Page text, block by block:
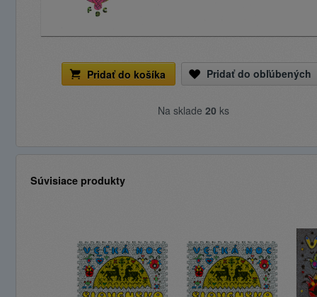
Pridať do košíka Pridať do obľúbených
Na sklade 20 ks
Súvisiace produkty